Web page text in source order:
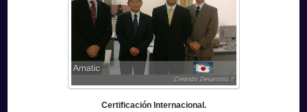
Certificación Internacional.